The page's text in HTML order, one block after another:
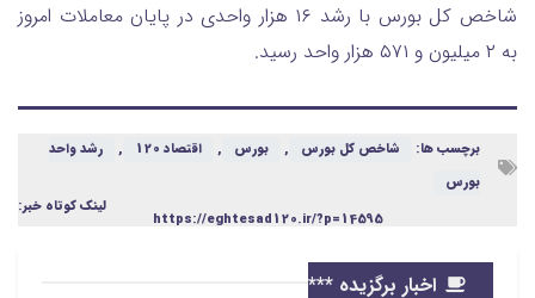
شاخص کل بورس با رشد ۱۶ هزار واحدی در پایان معاملات امروز
به ۲ میلیون و ۵۷۱ هزار واحد رسید.
برچسب ها: شاخص کل بورس , بورس , اقتصاد 120 ,
رشد واحد
بورس
لینک کوتاه خبر:
https://eghtesad120.ir/?p=14595
اخبار برگزیده ***